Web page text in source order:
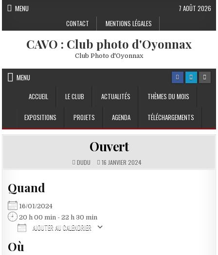
Skip to content
MENU
CONTACT
MENTIONS LÉGALES
7 AOÛT 2026
CAVO : Club photo d'Oyonnax
Club Photo d'Oyonnax
MENU
ACCUEIL
LE CLUB ACTUALITÉS THÈMES DU MOIS
EXPOSITIONS PROJETS AGENDA TÉLÉCHARGEMENTS
Ouvert
DUDU 16 JANVIER 2024
Quand
16/01/2024
20 h 00 min - 22 h 30 min
AJOUTER AU CALENDRIER
Où